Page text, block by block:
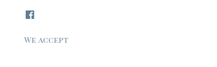
We accept